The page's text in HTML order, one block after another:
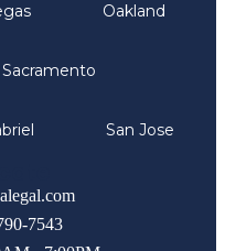
Oakland
Sacramento
San Jose
7543